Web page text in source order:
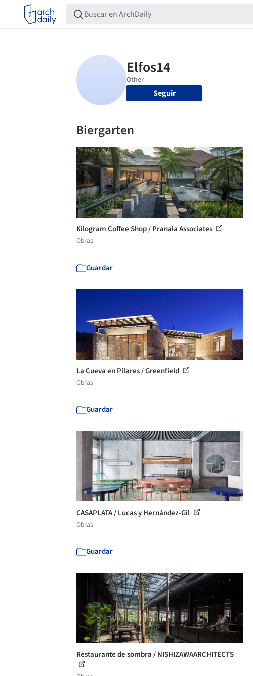
Seguir
Biergarten
Kilogram Coffee Shop / Pranala Associates
Obras
Guardar
La Cueva en Pilares / Greenfield
Obras
Guardar
CASAPLATA / Lucas y Hernández-Gil
Obras
Guardar
Restaurante de sombra / NISHIZAWAARCHITECTS